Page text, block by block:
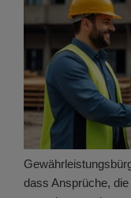
dass Ansprüche,